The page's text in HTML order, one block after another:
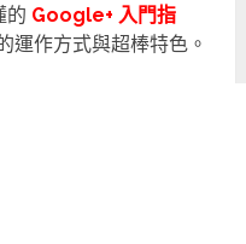
的 Google+ 入門指
運作方式與超棒特色。